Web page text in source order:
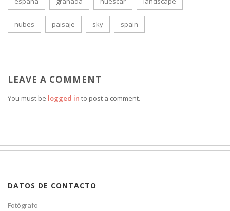
nubes paisaje sky spain
LEAVE A COMMENT
You must be logged in to post a comment.
DATOS DE CONTACTO
Fotógrafo